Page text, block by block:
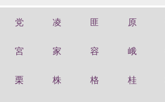
党 凌 匪 原
宮 家 容 峨
栗 株 格 桂